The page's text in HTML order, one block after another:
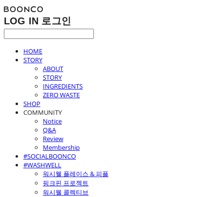
LOG IN 로그인
HOME
STORY
ABOUT
STORY
INGREDIENTS
ZERO WASTE
SHOP
COMMUNITY
Notice
Q&A
Review
Membership
#SOCIALBOONCO
#WASHWELL
워시웰 플레이스 & 피플
핑크핀 프로젝트
워시웰 콜렉티브